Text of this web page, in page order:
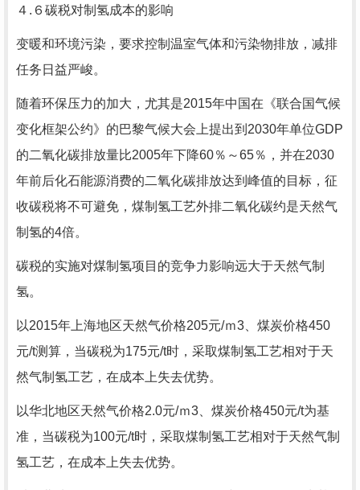
４.６碳税对制氢成本的影响
变暖和环境污染，要求控制温室气体和污染物排放，减排
任务日益严峻。
随着环保压力的加大，尤其是2015年中国在《联合国气候
变化框架公约》的巴黎气候大会上提出到2030年单位GDP
的二氧化碳排放量比2005年下降60％～65％，并在2030
年前后化石能源消费的二氧化碳排放达到峰值的目标，征
收碳税将不可避免，煤制氢工艺外排二氧化碳约是天然气
制氢的4倍。
碳税的实施对煤制氢项目的竞争力影响远大于天然气制
氢。
以2015年上海地区天然气价格205元/ｍ3、煤炭价格450
元/t测算，当碳税为175元/t时，采取煤制氢工艺相对于天
然气制氢工艺，在成本上失去优势。
以华北地区天然气价格2.0元/ｍ3、煤炭价格450元/t为基
准，当碳税为100元/t时，采取煤制氢工艺相对于天然气制
氢工艺，在成本上失去优势。